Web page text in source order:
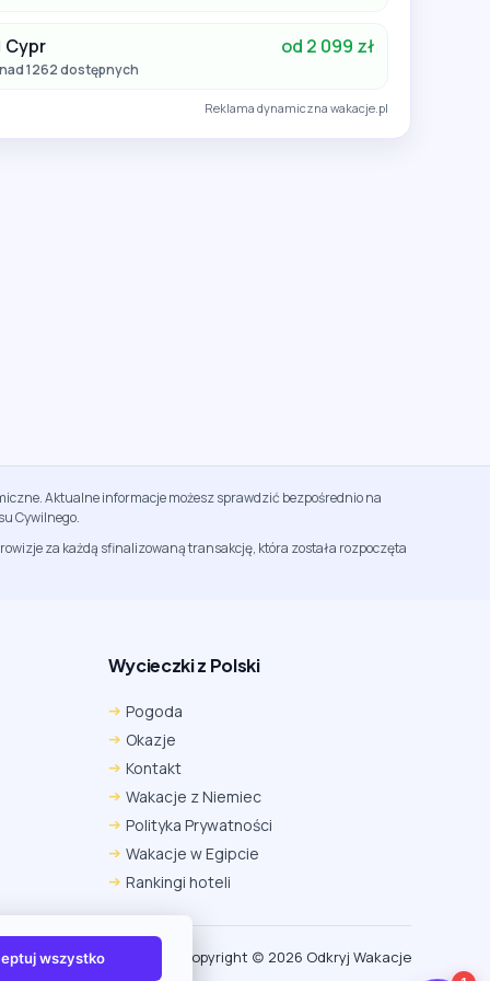
Cypr od 2 099 zł
1262 dostępnych
Reklama dynamiczna wakacje.pl
Aktualne informacje możesz sprawdzić bezpośrednio na
Cywilnego.
za każdą sfinalizowaną transakcję, która została rozpoczęta
Wycieczki z Polski
Pogoda
Okazje
Kontakt
Wakacje z Niemiec
Polityka Prywatności
Wakacje w Egipcie
Rankingi hoteli
Copyright (c) 2026 Odkryj Wakacje
Edge
Ustawienia → Prywatność i bezpieczeństwo → Pliki
cookie innych firm → ustaw „Zezwalaj”.
Na czas rezerwacji nie blokuj cookies i śledzenia dla tej
Na czas rezerwacji nie korzystaj z trybu incognito.
wszystko